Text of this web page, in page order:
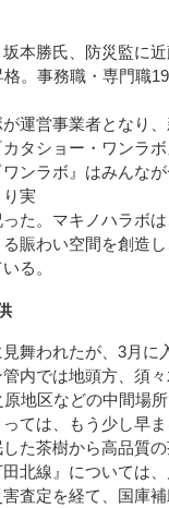
本勝氏、防災監に
。事務職・専門職
運営事業者となり
タショー・ワンラ
ンラボ』はみんなが
実
た。マキノハラボ
賑わい空間を創造
る。
舞われたが、3月に
内では地頭方、須
地区などの中間場
ては、もう少し早
た茶樹から高品質の
北線』については
査定を経て、国庫